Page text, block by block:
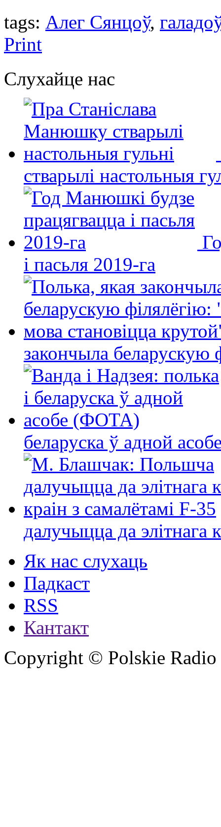
tags: Алег Сянцоў,
Print
Слухайце нас
стварылі настольныя
і пасьля 2019-га
закончыла беларускую
беларуска ў адной
далучыцца да элітнага
Як нас слухаць
Падкаст
RSS
Кантакт
Copyright © Polskie